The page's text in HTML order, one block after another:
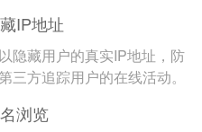
IP地址
隐藏用户的真实IP地址，防
三方追踪用户的在线活动。
浏览